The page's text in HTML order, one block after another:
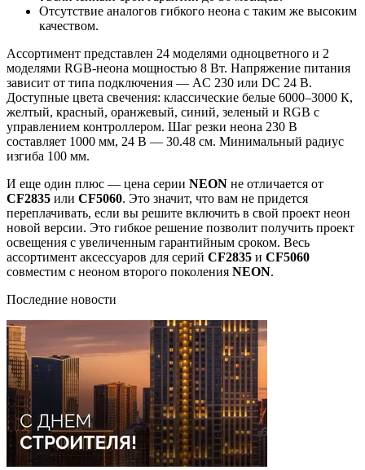
Отсутствие аналогов гибкого неона с таким же высоким
качеством.
Ассортимент представлен 24 моделями одноцветного и 2
моделями RGB-неона мощностью 8 Вт. Напряжение питания
зависит от типа подключения — AC 230 или DC 24 В.
Доступные цвета свечения: классические белые 6000–3000 К,
желтый, красный, оранжевый, синий, зеленый и RGB с
управлением контроллером. Шаг резки неона 230 В
составляет 1000 мм, 24 В — 30.48 см. Минимальный радиус
изгиба 100 мм.
И еще один плюс — цена серии NEON не отличается от
CF2835 или CF5060. Это значит, что вам не придется
переплачивать, если вы решите включить в свой проект неон
новой версии. Это гибкое решение позволит получить проект
освещения с увеличенным гарантийным сроком. Весь
ассортимент аксессуаров для серий CF2835 и CF5060
совместим с неоном второго поколения NEON.
Последние новости